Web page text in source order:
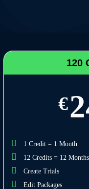
120
€
1 Credit = 1 Month
12 Credits = 12 Months
Create Trials
Edit Packages